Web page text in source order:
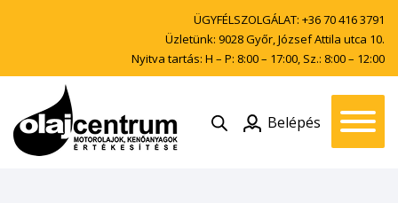
ÜGYFÉLSZOLGÁLAT: +36 70 416 3791
Üzletünk: 9028 Győr, József Attila utca 10.
Nyitva tartás: H – P: 8:00 – 17:00, Sz.: 8:00 – 12:00
Belépés